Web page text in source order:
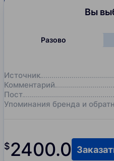
Вы
Разово
Источник
Комментарий
Пост
Упоминания бренда и
$2400.0